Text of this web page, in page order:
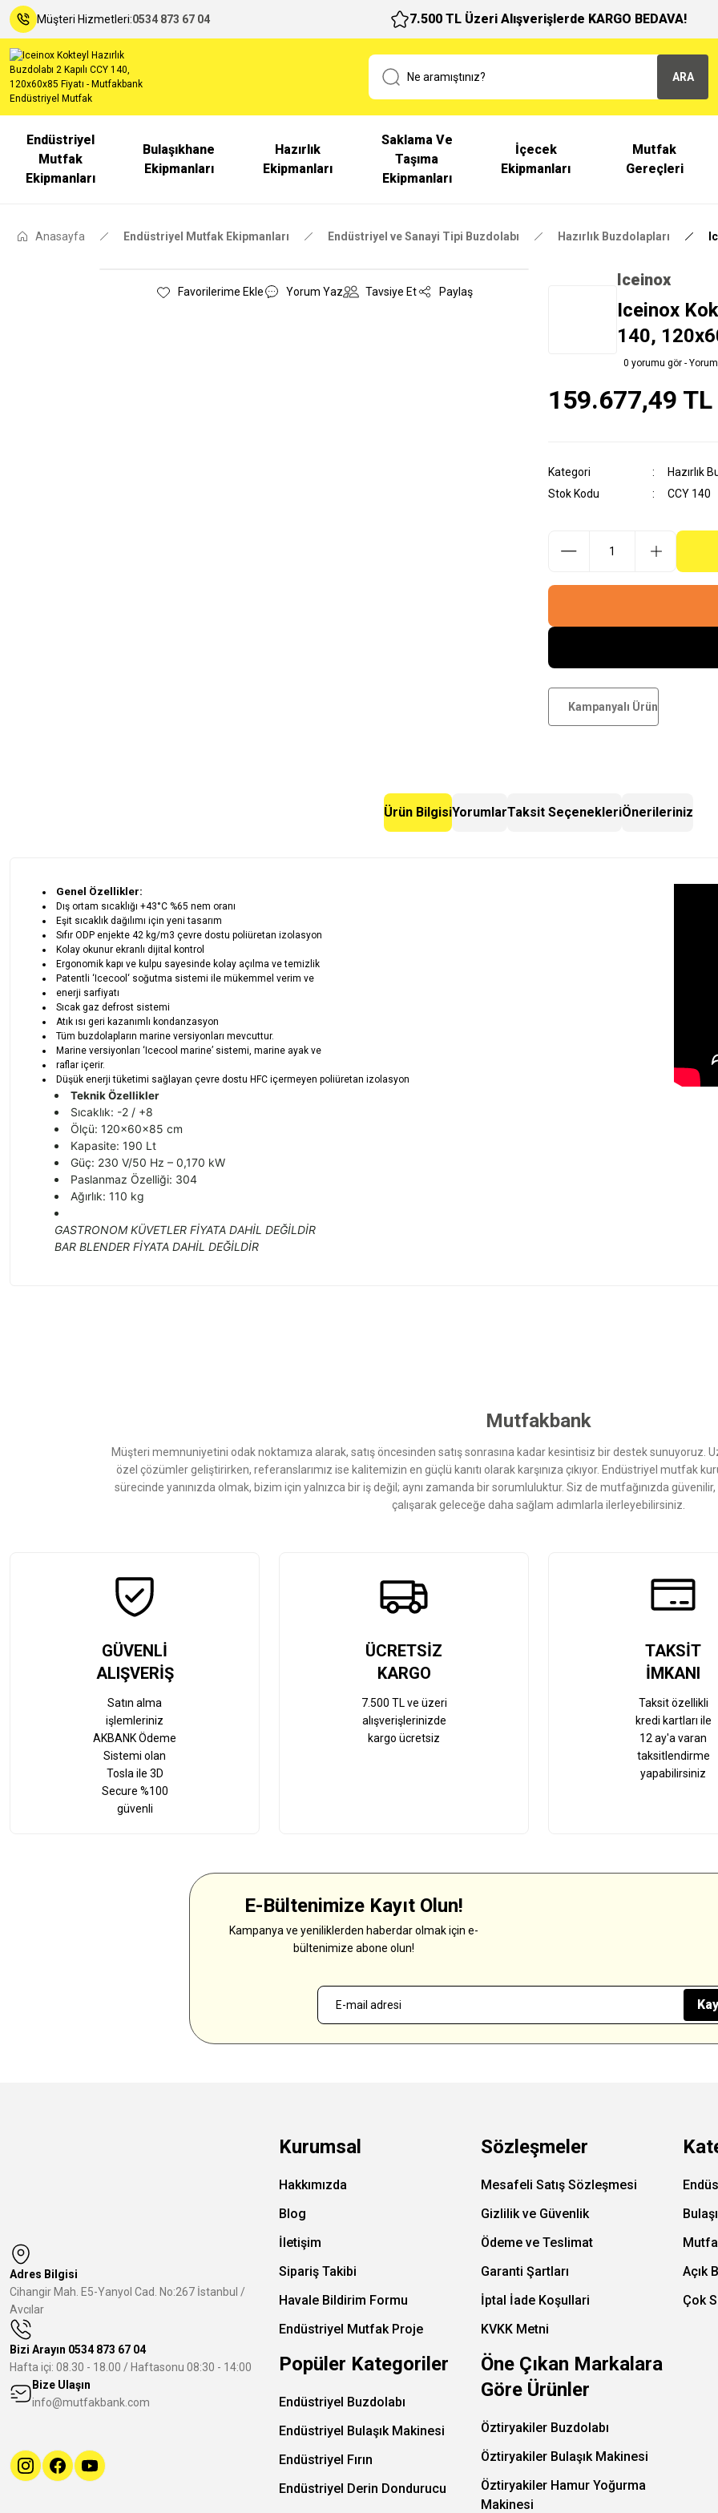
Müşteri Hizmetleri:0534 873 67 04 7.500 TL Üzeri Alışverişlerde KARGO BEDAVA!
ARA
Endüstriyel
Mutfak
Ekipmanları
Bulaşıkhane
Ekipmanları
Hazırlık
Ekipmanları
Saklama Ve
Taşıma
Ekipmanları
İçecek
Ekipmanları
Mutfak
Gereçleri
Anasayfa Endüstriyel Mutfak Ekipmanları Endüstriyel ve Sanayi Tipi Buzdolabı Hazırlık Buzdolapları
Yorum Yaz Tavsiye Et Paylaş
Iceinox
Iceinox
140,
0 yorumu gör -
159.677,49 TL
Kategori
Hazırlık
Stok Kodu
CCY 140
Kampanyalı Ürün
Ürün BilgisiYorumlarTaksit SeçenekleriÖnerileriniz
Genel Özellikler:
Dış ortam sıcaklığı +43°C %65 nem oranı
Eşit sıcaklık dağılımı için yeni tasarım
Sıfır ODP enjekte 42 kg/m3 çevre dostu poliüretan izolasyon
Kolay okunur ekranlı dijital kontrol
Ergonomik kapı ve kulpu sayesinde kolay açılma ve temizlik
Patentli ‘Icecool‘ soğutma sistemi ile mükemmel verim ve
enerji sarfiyatı
Sıcak gaz defrost sistemi
Atık ısı geri kazanımlı kondanzasyon
Tüm buzdolapların marine versiyonları mevcuttur.
Marine versiyonları ‘Icecool marine’ sistemi, marine ayak ve
raflar içerir.
Düşük enerji tüketimi sağlayan çevre dostu HFC içermeyen poliüretan izolasyon
Teknik Özellikler
Sıcaklık: -2 / +8
Ölçü: 120x60x85 cm
Kapasite: 190 Lt
Güç: 230 V/50 Hz – 0,170 kW
Paslanmaz Özelliği: 304
Ağırlık: 110 kg
GASTRONOM KÜVETLER FİYATA DAHİL DEĞİLDİR
BAR BLENDER FİYATA DAHİL DEĞİLDİR
Bu ürüne benzer farklı alternatifler olmalı.
Mutfakbank
Müşteri memnuniyetini odak noktamıza alarak, satış öncesinden satış sonrasına kadar kesintisiz bir destek sunuyoruz.
özel çözümler geliştirirken, referanslarımız ise kalitemizin en güçlü kanıtı olarak karşınıza çıkıyor. Endüstriyel mutfak
sürecinde yanınızda olmak, bizim için yalnızca bir iş değil; aynı zamanda bir sorumluluktur. Siz de mutfağınızda
çalışarak geleceğe daha sağlam adımlarla ilerleyebilirsiniz.
GÜVENLİ
ALIŞVERİŞ
Satın alma
işlemleriniz
AKBANK Ödeme
Sistemi olan
Tosla ile 3D
Secure %100
güvenli
ÜCRETSİZ
KARGO
7.500 TL ve üzeri
alışverişlerinizde
kargo ücretsiz
TAKSİT
İMKANI
Taksit özellikli
kredi kartları ile
12 ay'a varan
taksitlendirme
yapabilirsiniz
E-Bültenimize Kayıt Olun!
Kampanya ve yeniliklerden haberdar olmak için e-
bültenimize abone olun!
Adres Bilgisi
Cihangir Mah. E5-Yanyol Cad. No:267 İstanbul /
Avcılar
Bizi Arayın 0534 873 67 04
Hafta içi: 08.30 - 18.00 / Haftasonu 08:30 - 14:00
Bize Ulaşın
info@mutfakbank.com
Kurumsal
Hakkımızda
Blog
İletişim
Sipariş Takibi
Havale Bildirim Formu
Endüstriyel Mutfak Proje
Sözleşmeler
Mesafeli Satış Sözleşmesi
Gizlilik ve Güvenlik
Ödeme ve Teslimat
Garanti Şartları
İptal İade Koşullari
KVKK Metni
Açık
Çok
Popüler Kategoriler
Endüstriyel Buzdolabı
Endüstriyel Bulaşık Makinesi
Endüstriyel Fırın
Endüstriyel Derin Dondurucu
Öne Çıkan Markalara
Göre Ürünler
Öztiryakiler Buzdolabı
Öztiryakiler Bulaşık Makinesi
Öztiryakiler Hamur Yoğurma
Makinesi